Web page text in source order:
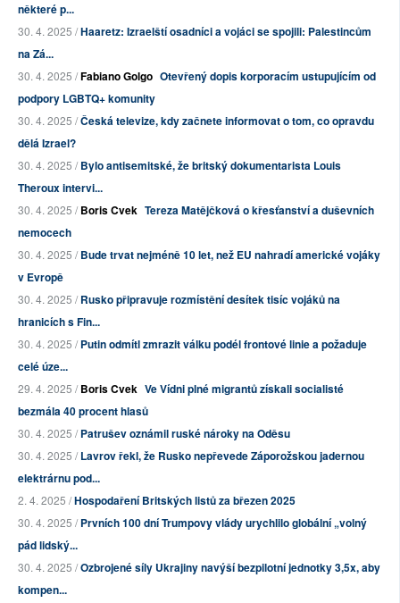
některé p...
30. 4. 2025 /Haaretz: Izraelští osadníci a vojáci se spojili: Palestincům
na Zá...
30. 4. 2025 /Fabiano Golgo Otevřený dopis korporacím ustupujícím od
podpory LGBTQ+ komunity
30. 4. 2025 /Česká televize, kdy začnete informovat o tom, co opravdu
dělá Izrael?
30. 4. 2025 /Bylo antisemitské, že britský dokumentarista Louis
Theroux intervi...
30. 4. 2025 /Boris Cvek Tereza Matějčková o křesťanství a duševních
nemocech
30. 4. 2025 /Bude trvat nejméně 10 let, než EU nahradí americké vojáky
v Evropě
30. 4. 2025 /Rusko připravuje rozmístění desítek tisíc vojáků na
hranicích s Fin...
30. 4. 2025 /Putin odmítl zmrazit válku podél frontové linie a požaduje
celé úze...
29. 4. 2025 /Boris Cvek Ve Vídni plné migrantů získali socialisté
bezmála 40 procent hlasů
30. 4. 2025 /Patrušev oznámil ruské nároky na Oděsu
30. 4. 2025 /Lavrov řekl, že Rusko nepřevede Záporožskou jadernou
elektrárnu pod...
2. 4. 2025 /Hospodaření Britských listů za březen 2025
30. 4. 2025 /Prvních 100 dní Trumpovy vlády urychlilo globální „volný
pád lidský...
30. 4. 2025 /Ozbrojené síly Ukrajiny navýší bezpilotní jednotky 3,5x, aby
kompen...